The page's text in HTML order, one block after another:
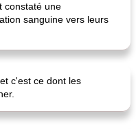
constaté une
sanguine vers leurs
c'est ce dont les